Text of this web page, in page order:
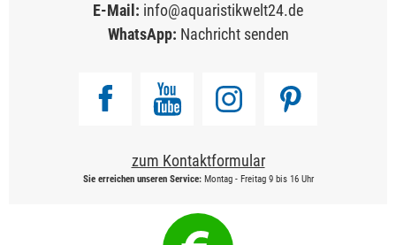
E-Mail: info@aquaristikwelt24.de
WhatsApp: Nachricht senden
zum Kontaktformular
Sie erreichen unseren Service:Montag - Freitag 9 bis 16 Uhr